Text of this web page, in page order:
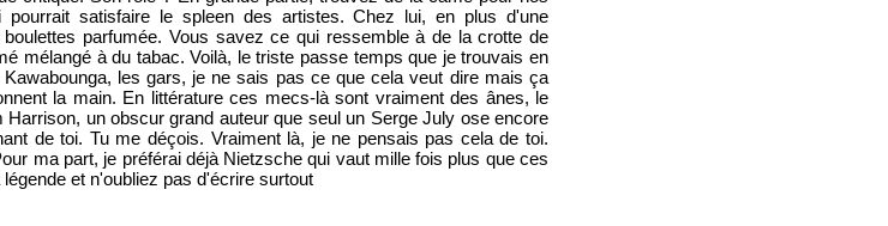
satisfaire le spleen des artistes. Chez lui, en plus d'une
parfumée. Vous savez ce qui ressemble à de la crotte de
mélangé à du tabac. Voilà, le triste passe temps que je trouvais en
les gars, je ne sais pas ce que cela veut dire mais ça
la main. En littérature ces mecs-là sont vraiment des ânes, le
un obscur grand auteur que seul un Serge July ose encore
de toi. Tu me déçois. Vraiment là, je ne pensais pas cela de toi.
ma part, je préférai déjà Nietzsche qui vaut mille fois plus que ces
et n'oubliez pas d'écrire surtout